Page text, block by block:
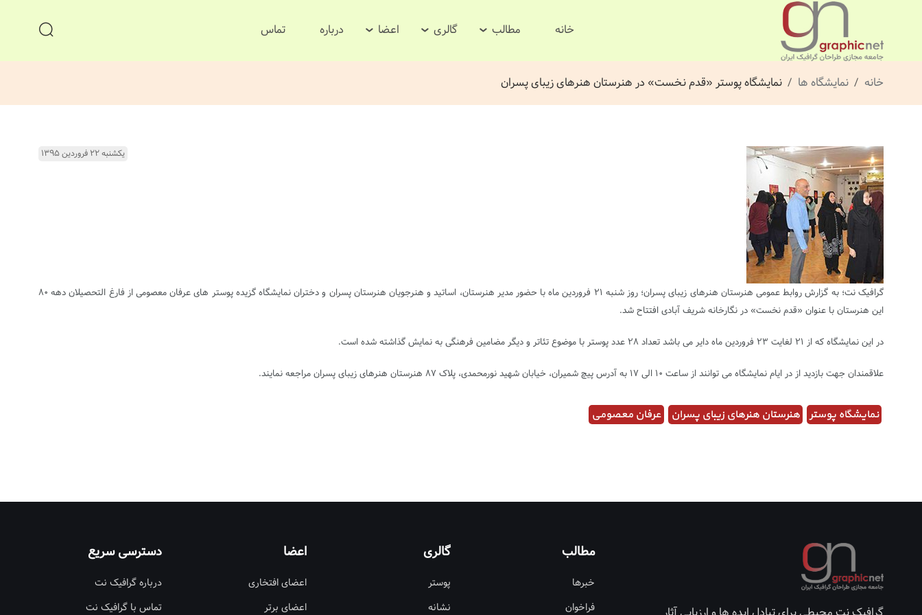
خانه مطالب گالری اعضا درباره تماس
خانه نمایشگاه ها نمایشگاه پوستر «قدم نخست» در هنرستان هنرهای زیبای پسران
یکشنبه ۲۲ فروردین ۱۳۹۵
گرافیک نت؛ به گزارش روابط عمومی هنرستان هنرهای زیبای پسران؛ روز شنبه ٢١ فروردین ماه با حضور مدیر هنرستان، اساتید و هنرجویان هنرستان پسران و دختران نمایشگاه گزیده پوستر های عرفان معصومی از فارغ التحصیلان دهه ٨٠
این هنرستان با عنوان «قدم نخست» در نگارخانه شریف آبادی افتتاح شد.
در این نمایشگاه که از ٢١ لغایت ٢٣ فروردین ماه دایر می باشد تعداد ٢٨ عدد پوستر با موضوع تئاتر و دیگر مضامین فرهنگی به نمایش گذاشته شده است.
علاقمندان جهت بازدید از در ایام نمایشگاه می توانند از ساعت ١٠ الی ١٧ به آدرس پیچ شمیران، خیابان شهید نورمحمدی، پلاک ٨٧ هنرستان هنرهای زیبای پسران مراجعه نمایند.
نمایشگاه پوستر هنرستان هنرهای زیبای پسران عرفان معصومی
مطالب
خبرها
فراخوان
گالری
پوستر
نشانه
اعضا
اعضای افتخاری
اعضای برتر
دسترسی سریع
درباره گرافیک نت
تماس با گرافیک نت